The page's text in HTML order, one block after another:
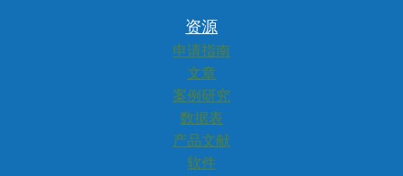
资源
申请指南
文章
案例研究
数据表
产品文献
软件